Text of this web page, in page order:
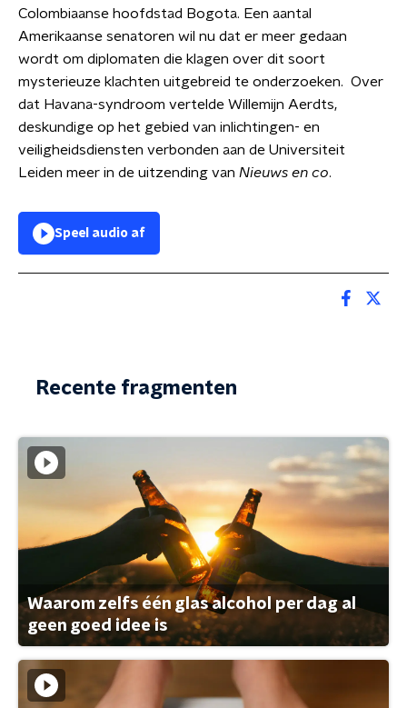
Colombiaanse hoofdstad Bogota. Een aantal
Amerikaanse senatoren wil nu dat er meer gedaan
wordt om diplomaten die klagen over dit soort
mysterieuze klachten uitgebreid te onderzoeken. Over
dat Havana-syndroom vertelde Willemijn Aerdts,
deskundige op het gebied van inlichtingen- en
veiligheidsdiensten verbonden aan de Universiteit
Leiden meer in de uitzending van Nieuws en co.
Speel audio af
Recente fragmenten
Waarom zelfs één glas alcohol per dag al
geen goed idee is